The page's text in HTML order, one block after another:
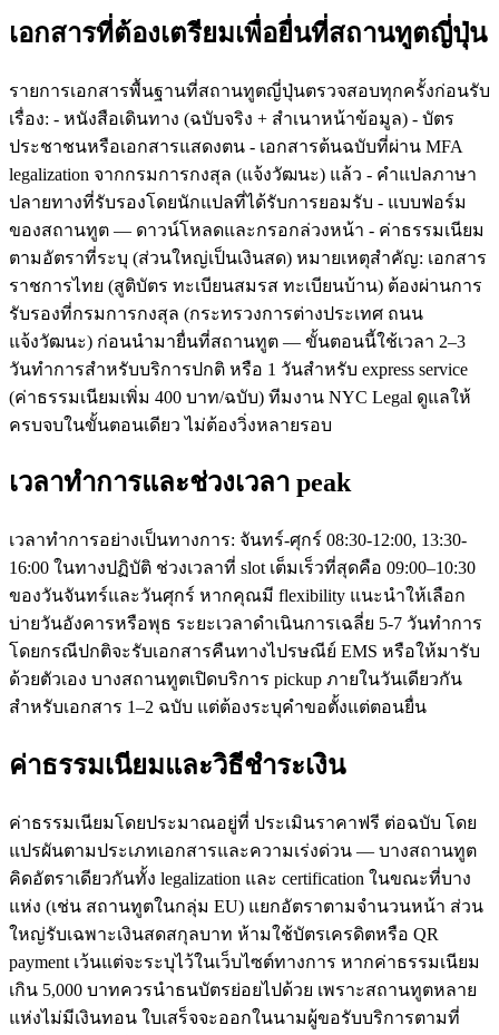
เอกสารที่ต้องเตรียมเพื่อยื่นที่สถานทูตญี่ปุ่น
รายการเอกสารพื้นฐานที่สถานทูตญี่ปุ่นตรวจสอบทุกครั้งก่อนรับ
เรื่อง: - หนังสือเดินทาง (ฉบับจริง + สำเนาหน้าข้อมูล) - บัตร
ประชาชนหรือเอกสารแสดงตน - เอกสารต้นฉบับที่ผ่าน MFA
legalization จากกรมการกงสุล (แจ้งวัฒนะ) แล้ว - คำแปลภาษา
ปลายทางที่รับรองโดยนักแปลที่ได้รับการยอมรับ - แบบฟอร์ม
ของสถานทูต — ดาวน์โหลดและกรอกล่วงหน้า - ค่าธรรมเนียม
ตามอัตราที่ระบุ (ส่วนใหญ่เป็นเงินสด) หมายเหตุสำคัญ: เอกสาร
ราชการไทย (สูติบัตร ทะเบียนสมรส ทะเบียนบ้าน) ต้องผ่านการ
รับรองที่กรมการกงสุล (กระทรวงการต่างประเทศ ถนน
แจ้งวัฒนะ) ก่อนนำมายื่นที่สถานทูต — ขั้นตอนนี้ใช้เวลา 2–3
วันทำการสำหรับบริการปกติ หรือ 1 วันสำหรับ express service
(ค่าธรรมเนียมเพิ่ม 400 บาท/ฉบับ) ทีมงาน NYC Legal ดูแลให้
ครบจบในขั้นตอนเดียว ไม่ต้องวิ่งหลายรอบ
เวลาทำการและช่วงเวลา peak
เวลาทำการอย่างเป็นทางการ: จันทร์-ศุกร์ 08:30-12:00, 13:30-
16:00 ในทางปฏิบัติ ช่วงเวลาที่ slot เต็มเร็วที่สุดคือ 09:00–10:30
ของวันจันทร์และวันศุกร์ หากคุณมี flexibility แนะนำให้เลือก
บ่ายวันอังคารหรือพุธ ระยะเวลาดำเนินการเฉลี่ย 5-7 วันทำการ
โดยกรณีปกติจะรับเอกสารคืนทางไปรษณีย์ EMS หรือให้มารับ
ด้วยตัวเอง บางสถานทูตเปิดบริการ pickup ภายในวันเดียวกัน
สำหรับเอกสาร 1–2 ฉบับ แต่ต้องระบุคำขอตั้งแต่ตอนยื่น
ค่าธรรมเนียมและวิธีชำระเงิน
ค่าธรรมเนียมโดยประมาณอยู่ที่ ประเมินราคาฟรี ต่อฉบับ โดย
แปรผันตามประเภทเอกสารและความเร่งด่วน — บางสถานทูต
คิดอัตราเดียวกันทั้ง legalization และ certification ในขณะที่บาง
แห่ง (เช่น สถานทูตในกลุ่ม EU) แยกอัตราตามจำนวนหน้า ส่วน
ใหญ่รับเฉพาะเงินสดสกุลบาท ห้ามใช้บัตรเครดิตหรือ QR
payment เว้นแต่จะระบุไว้ในเว็บไซต์ทางการ หากค่าธรรมเนียม
เกิน 5,000 บาทควรนำธนบัตรย่อยไปด้วย เพราะสถานทูตหลาย
แห่งไม่มีเงินทอน ใบเสร็จจะออกในนามผู้ขอรับบริการตามที่